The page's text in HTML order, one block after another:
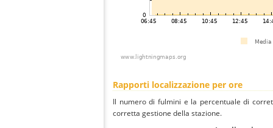
Rapporti localizzazione per ore
Il numero di fulmini e la percentuale di
corretta gestione della stazione.